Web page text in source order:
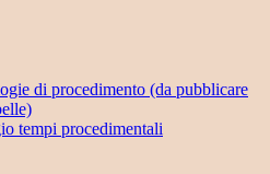
di procedimento (da pubblicare
tempi procedimentali